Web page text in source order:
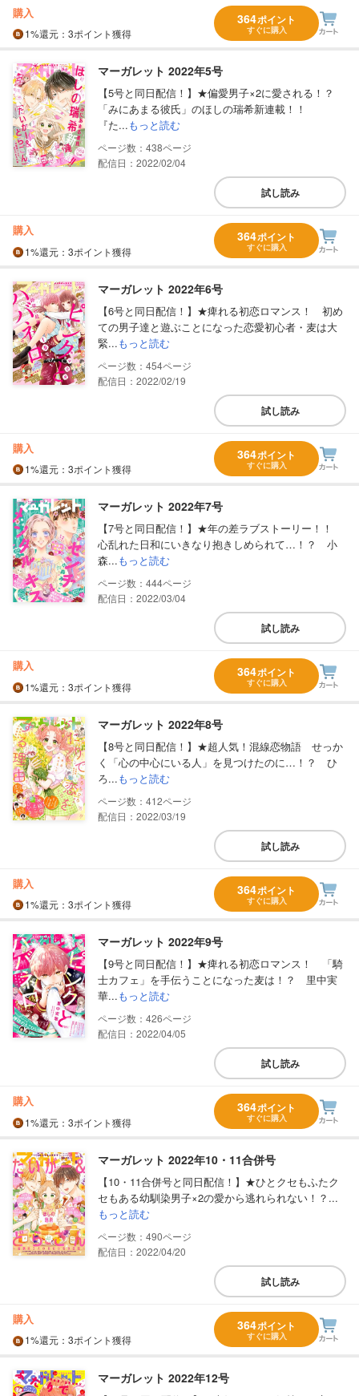
購入
1%還元 ：3ポイント獲得
364ポイント
すぐに購入
マーガレット 2022年5号
【5号と同日配信！】★偏愛男子×2に愛される！？
「みにあまる彼氏」のほしの瑞希新連載！！
『た...もっと読む
438
配信日：2022/02/04
試し読み
購入
1%還元 ：3ポイント獲得
364ポイント
すぐに購入
マーガレット 2022年6号
【6号と同日配信！】★痺れる初恋ロマンス！ 初め
ての男子達と遊ぶことになった恋愛初心者・麦は大
緊...もっと読む
454
配信日：2022/02/19
試し読み
購入
1%還元 ：3ポイント獲得
364ポイント
すぐに購入
マーガレット 2022年7号
【7号と同日配信！】★年の差ラブストーリー！！
心乱れた日和にいきなり抱きしめられて…！？ 小
森...もっと読む
444
配信日：2022/03/04
試し読み
購入
1%還元 ：3ポイント獲得
364ポイント
すぐに購入
マーガレット 2022年8号
【8号と同日配信！】★超人気！混線恋物語 せっか
く「心の中心にいる人」を見つけたのに…！？ ひ
ろ...もっと読む
412
配信日：2022/03/19
試し読み
購入
1%還元 ：3ポイント獲得
364ポイント
すぐに購入
マーガレット 2022年9号
【9号と同日配信！】★痺れる初恋ロマンス！ 「騎
士カフェ」を手伝うことになった麦は！？ 里中実
華...もっと読む
426
配信日：2022/04/05
試し読み
購入
1%還元 ：3ポイント獲得
364ポイント
すぐに購入
マーガレット 2022年10・11合併号
【10・11合併号と同日配信！】★ひとクセもふたク
セもある幼馴染男子×2の愛から逃れられない！？...
もっと読む
490
配信日：2022/04/20
試し読み
購入
1%還元 ：3ポイント獲得
364ポイント
すぐに購入
マーガレット 2022年12号